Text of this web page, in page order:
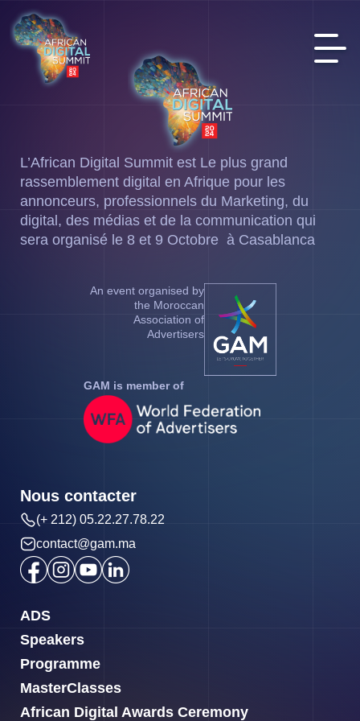
L’African Digital Summit est Le plus grand
rassemblement digital en Afrique pour les
annonceurs, professionnels du Marketing, du
digital, des médias et de la communication qui
sera organisé le 8 et 9 Octobre à Casablanca
An event organised by
the Moroccan
Association of
Advertisers
GAM is member of
ADS
Speakers
Programme
MasterClasses
African Digital Awards Ceremony
Nous contacter
(+ 212) 05.22.27.78.22
contact@gam.ma